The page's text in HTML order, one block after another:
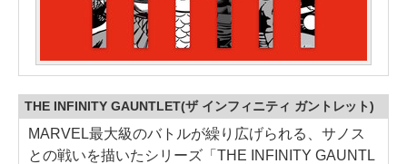
THE INFINITY GAUNTLET(ザ インフィニティ ガントレット)
MARVEL最大級のバトルが繰り広げられる、サノス
との戦いを描いたシリーズ「THE INFINITY GAUNTL